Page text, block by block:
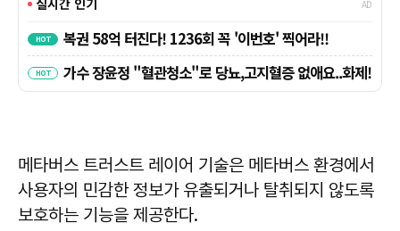
메타버스 트러스트 레이어 기술은 메타버스 환경에서
사용자의 민감한 정보가 유출되거나 탈취되지 않도록
보호하는 기능을 제공한다.